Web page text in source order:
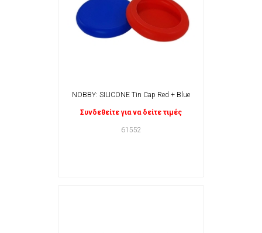
NOBBY: SILICONE Tin Cap Red + Blue
Συνδεθείτε για να δείτε τιμές
61552